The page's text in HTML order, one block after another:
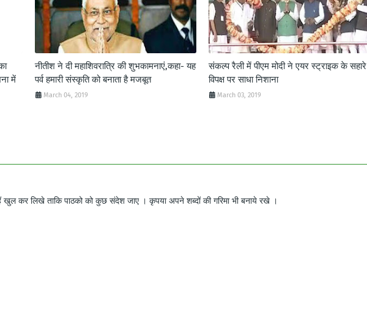
में
नीतीश ने दी महाशिवरात्रि की शुभकामनाएं,कहा- यह
पर्व हमारी संस्कृति को बनाता है मजबूत
March 04, 2019
संकल्प रैली में पीएम मोदी ने एयर स्ट्राइक के सहारे
विपक्ष पर साधा निशाना
March 03, 2019
कर लिखे ताकि पाठको को कुछ संदेश जाए । कृपया अपने शब्दों की गरिमा भी बनाये रखे ।